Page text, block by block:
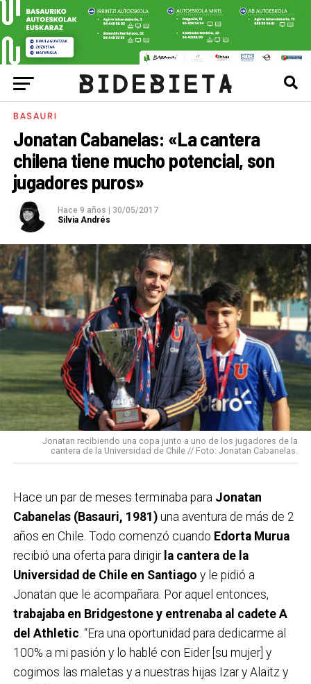
BASAURI
Jonatan Cabanelas: «La cantera
chilena tiene mucho potencial, son
jugadores puros»
Hace 9 años
30/05/2017
Silvia Andrés
Jonatan recibiendo una copa junto a uno de los jugadores de la
cantera de la Universidad de Chile // Foto: Jonatan Cabanelas.
Hace un par de meses terminaba para Jonatan
Cabanelas (Basauri, 1981)una aventura de más de 2
años en Chile. Todo comenzó cuando Edorta Murua
recibió una oferta para dirigir la cantera de la
Universidad de Chile en Santiago y le pidió a
Jonatan que le acompañara. Por aquel entonces,
trabajaba en Bridgestone y entrenaba al cadete A
del Athletic. “Era una oportunidad para dedicarme al
100% a mi pasión y lo hablé con Eider [su mujer] y
cogimos las maletas y a nuestras hijas Izar y Alaitz y